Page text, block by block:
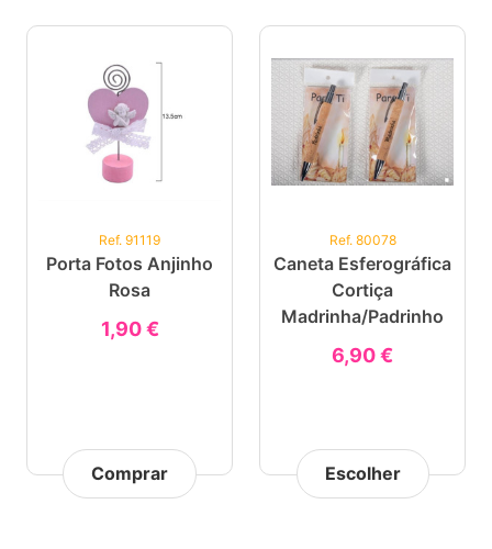
Ref. 91119
Porta Fotos Anjinho
Rosa
1,90 €
Comprar
Ref. 80078
Caneta Esferográfica
Cortiça
Madrinha/Padrinho
6,90 €
Escolher